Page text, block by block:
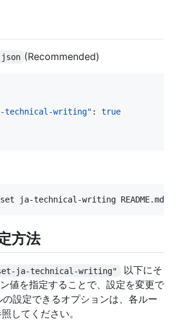
(Recommended)
technical-writing" : true
方法
ja-technical-writing"
以下にそ
値を指定することで、設定を変更で
設定できるオプションは、各ルー
してください。